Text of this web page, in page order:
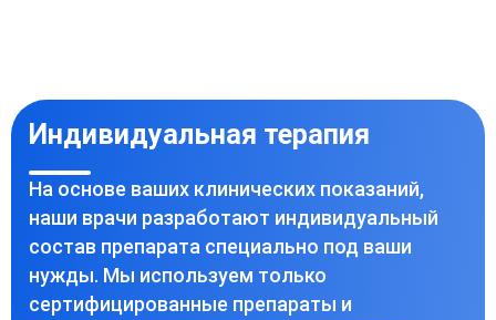
Индивидуальная терапия
На основе ваших клинических показаний,
наши врачи разработают индивидуальный
состав препарата специально под ваши
нужды. Мы используем только
сертифицированные препараты и